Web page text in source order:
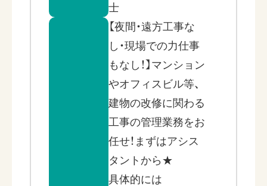
士
【夜間・遠方工事な
し・現場での力仕事
もなし！】マンション
やオフィスビル等、
建物の改修に関わる
工事の管理業務をお
任せ！まずはアシス
タントから★
具体的には